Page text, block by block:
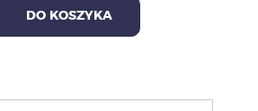
DO KOSZYKA